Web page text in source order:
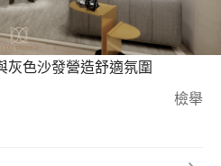
灰色沙發營造舒適氛圍
檢舉